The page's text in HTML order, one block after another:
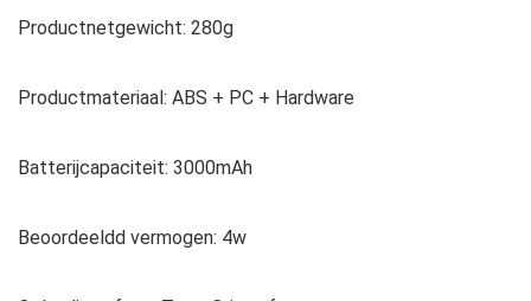
Productnetgewicht: 280g
Productmateriaal: ABS + PC + Hardware
Batterijcapaciteit: 3000mAh
Beoordeeldd vermogen: 4w